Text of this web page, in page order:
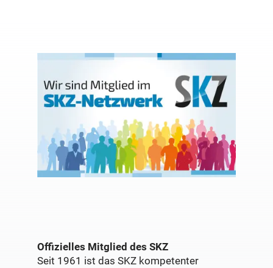
Offizielles Mitglied des SKZ
Seit 1961 ist das SKZ kompetenter